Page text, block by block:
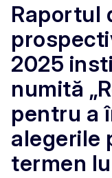
Raportul
2025
numită
pentru a
alegerile
termen